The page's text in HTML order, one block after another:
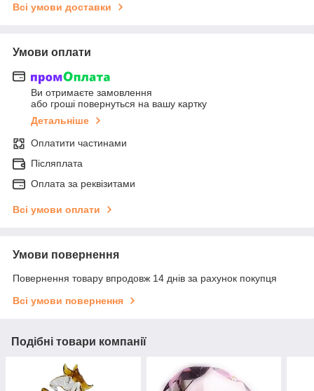
Всі умови доставки
Умови оплати
Ви отримаєте замовлення
або гроші повернуться на вашу картку
Детальніше
Оплатити частинами
Післяплата
Оплата за реквізитами
Всі умови оплати
Умови повернення
Повернення товару впродовж 14 днів за рахунок покупця
Всі умови повернення
Подібні товари компанії